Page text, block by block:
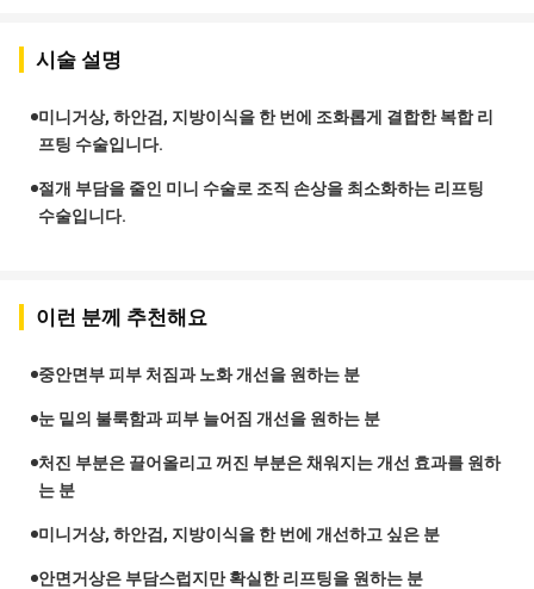
시술 설명
미니거상, 하안검, 지방이식을 한 번에 조화롭게 결합한 복합 리
프팅 수술입니다.
절개 부담을 줄인 미니 수술로 조직 손상을 최소화하는 리프팅
수술입니다.
이런 분께 추천해요
중안면부 피부 처짐과 노화 개선을 원하는 분
눈 밑의 불룩함과 피부 늘어짐 개선을 원하는 분
처진 부분은 끌어올리고 꺼진 부분은 채워지는 개선 효과를 원하
는 분
미니거상, 하안검, 지방이식을 한 번에 개선하고 싶은 분
안면거상은 부담스럽지만 확실한 리프팅을 원하는 분